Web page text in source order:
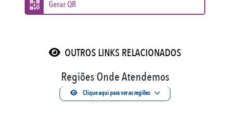
Gerar QR
OUTROS LINKS RELACIONADOS
Regiões Onde Atendemos
Clique aqui para ver as regiões